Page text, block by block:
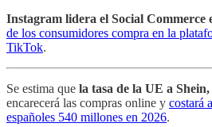
Instagram lidera el Social Commerce
de los consumidores compra en la
TikTok.
Se estima que la tasa de la UE a
encarecerá las compras online y costará
españoles 540 millones en 2026.